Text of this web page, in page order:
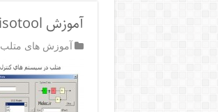
آموزش sisotool در متلب [فیلم های آموزشی کامل فارسی ]
آموزش های متلب